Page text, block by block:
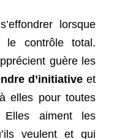
lorsque
le contrôle total.
guère les
d’initiative et
elles pour toutes
aiment les
veulent et qui